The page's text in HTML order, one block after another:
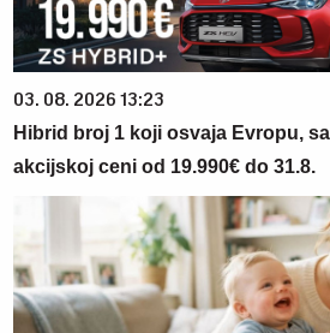
03. 08. 2026 13:23
Hibrid broj 1 koji osvaja Evropu,
akcijskoj ceni od 19.990€ do 31.8.